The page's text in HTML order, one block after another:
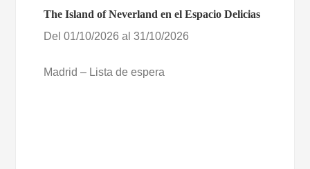
The Island of Neverland en el Espacio Delicias
Del 01/10/2026 al 31/10/2026
Madrid – Lista de espera